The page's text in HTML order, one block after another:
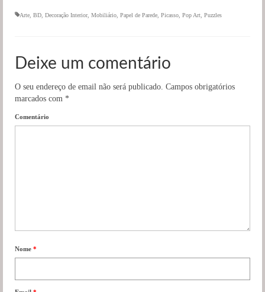
Arte BD Decoração Interior, Mobiliário Papel de Parede Picasso Pop Art Puzzles
Deixe um comentário
O seu endereço de email não será publicado. Campos obrigatórios
marcados com *
Comentário
Nome *